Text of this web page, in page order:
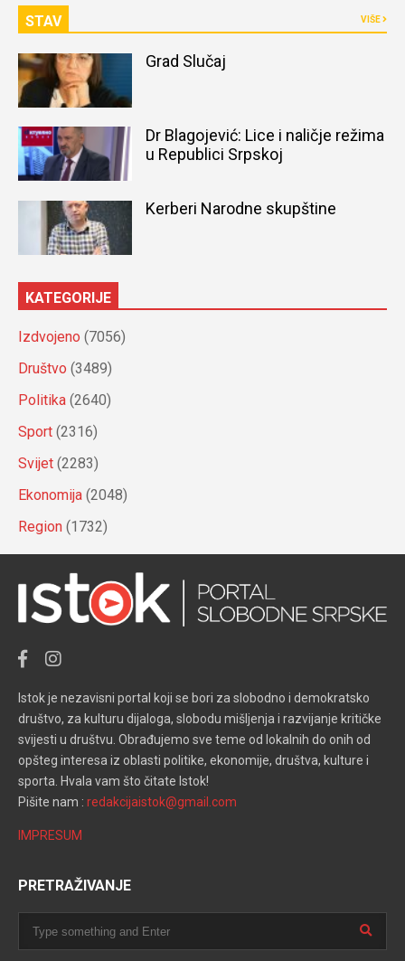
STAV VIŠE
Grad Slučaj
Dr Blagojević: Lice i naličje režima
u Republici Srpskoj
Kerberi Narodne skupštine
KATEGORIJE
Izdvojeno (7056)
Društvo (3489)
Politika (2640)
Sport (2316)
Svijet (2283)
Ekonomija (2048)
Region (1732)
Istok je nezavisni portal koji se bori za slobodno i demokratsko
društvo, za kulturu dijaloga, slobodu mišljenja i razvijanje kritičke
svijesti u društvu. Obrađujemo sve teme od lokalnih do onih od
opšteg interesa iz oblasti politike, ekonomije, društva, kulture i
sporta. Hvala vam što čitate Istok!
Pišite nam : redakcijaistok@gmail.com
IMPRESUM
PRETRAŽIVANJE